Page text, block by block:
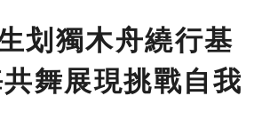
划獨木舟繞行基
舞展現挑戰自我